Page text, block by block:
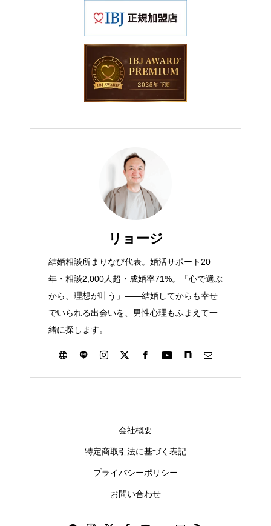
リョージ
結婚相談所まりなび代表。婚活サポート20
年・相談2,000人超・成婚率71%。「心で選ぶ
から、理想が叶う」——結婚してからも幸せ
でいられる出会いを、男性心理もふまえて一
緒に探します。
会社概要
特定商取引法に基づく表記
プライバシーポリシー
お問い合わせ